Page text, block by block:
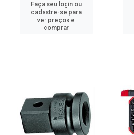
Faça seu login ou
cadastre-se para
ver preços e
comprar